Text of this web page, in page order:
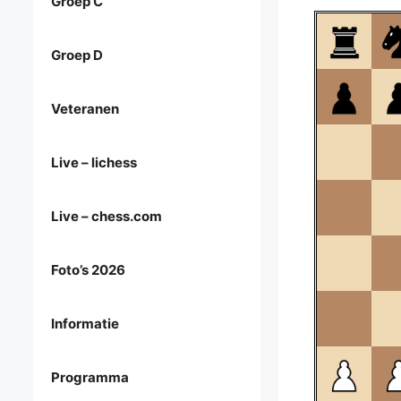
Groep D
Veteranen
Live – lichess
Live – chess.com
Foto’s 2026
Informatie
Programma